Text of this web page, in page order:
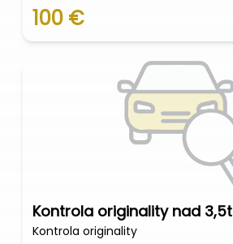
100 €
Kontrola originality nad 3,5t
Kontrola originality